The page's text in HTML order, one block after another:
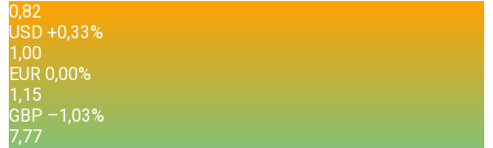
0,82
USD +0,33%
1,00
EUR 0,00%
1,15
GBP –1,03%
7,77